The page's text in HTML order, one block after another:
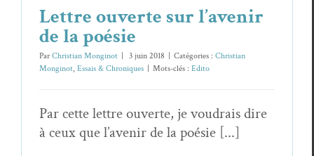
Lettre ouverte sur l’avenir
de la poésie
ParChristian Monginot 3 juin 2018 Catégories : Christian
Monginot, Essais & Chroniques Mots-clés : Edito
Par cette lettre ouverte, je voudrais dire
à ceux que l’avenir de la poésie [...]